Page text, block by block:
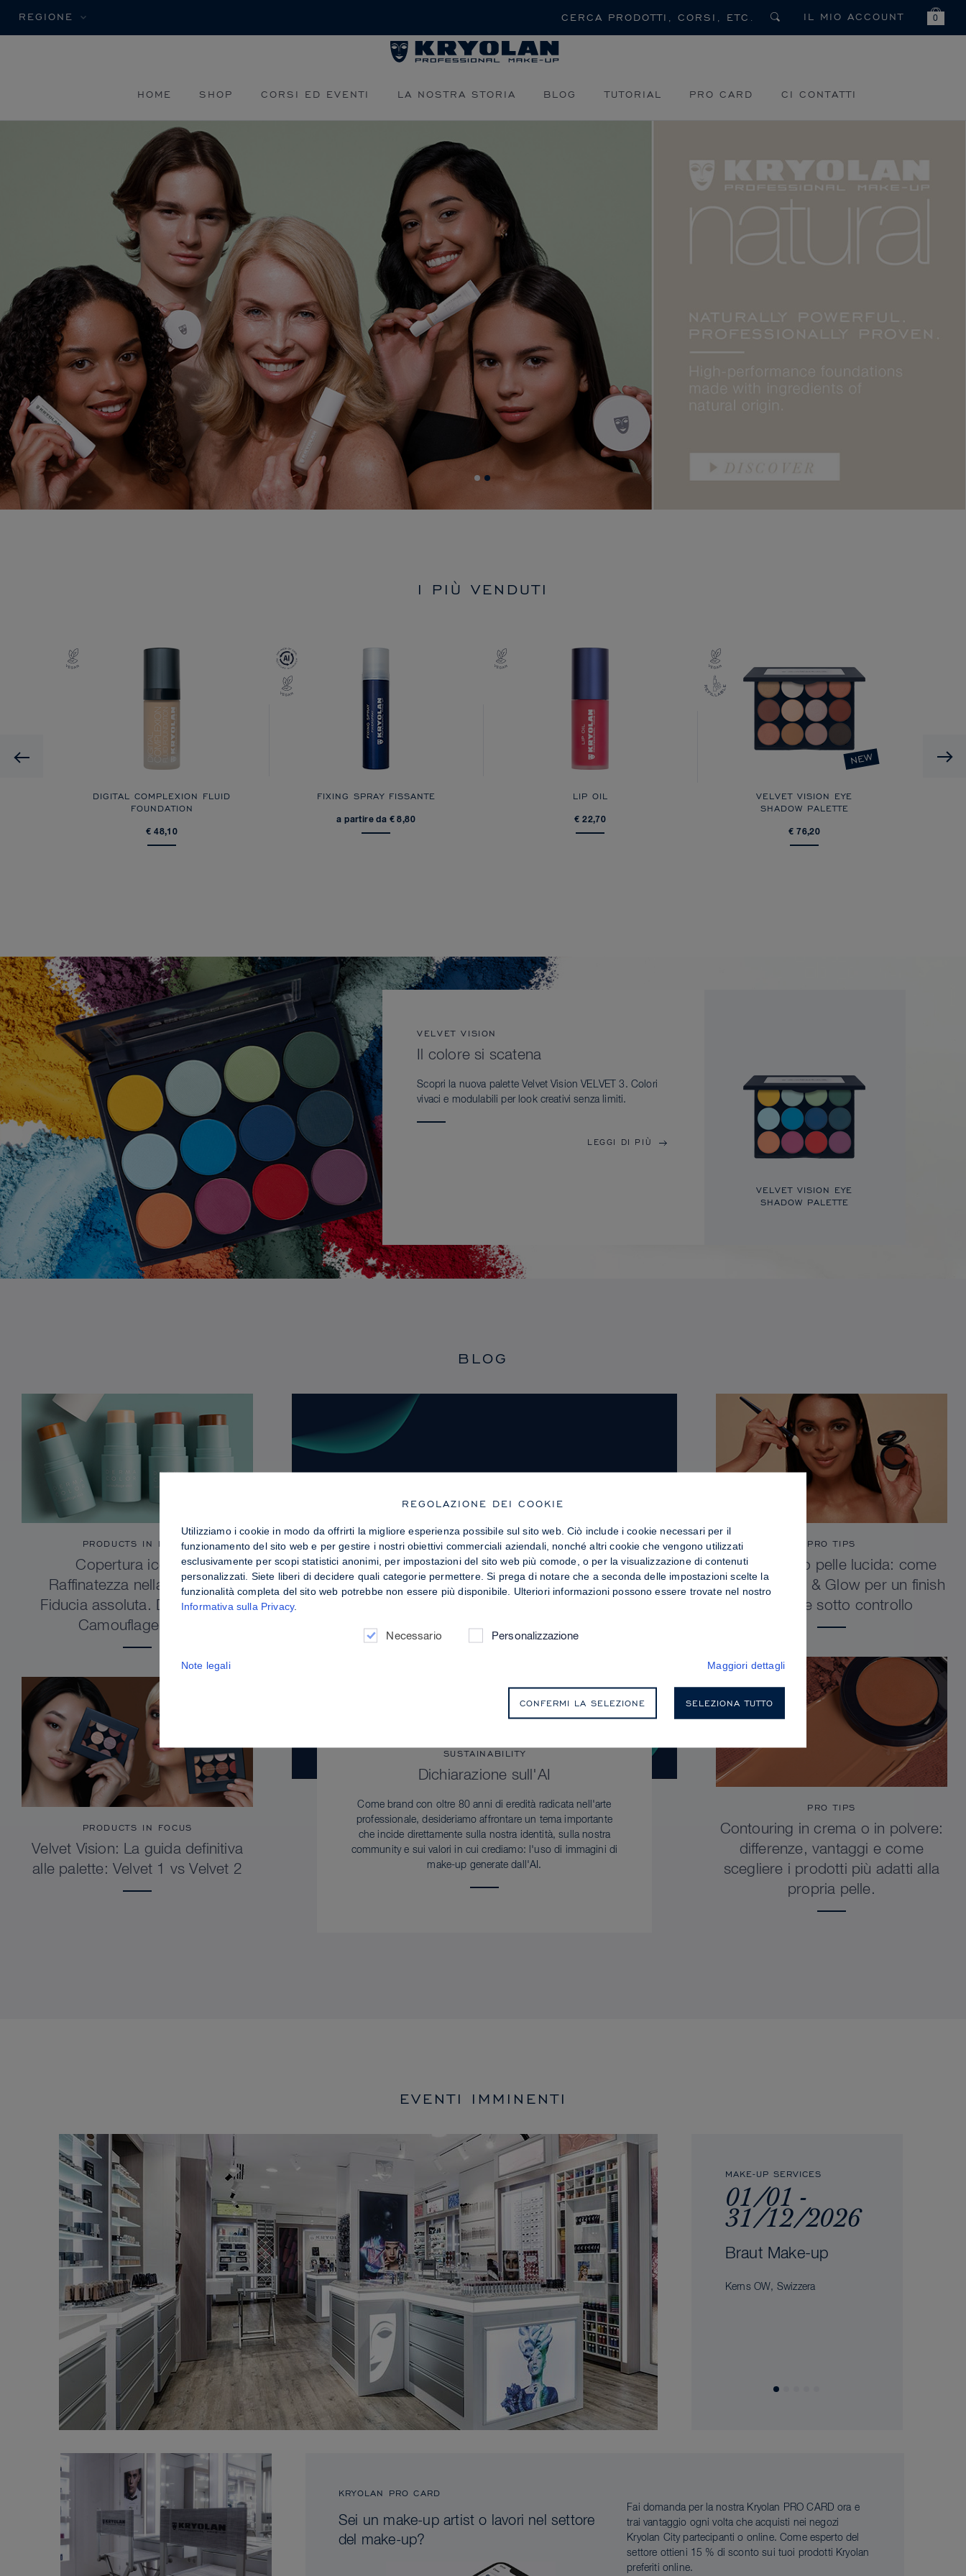
REGIONE IL MIO ACCOUNT 0
HOME SHOP CORSI ED EVENTI LA NOSTRA STORIA BLOG TUTORIAL PRO CARD CI CONTATTI
I PIÙ VENDUTI
Previous
DIGITAL COMPLEXION FLUID
FOUNDATION
€ 48,10
FIXING SPRAY FISSANTE
a partire da € 8,80
LIP OIL
€ 22,70
VELVET VISION EYE
SHADOW PALETTE
€ 76,20
NEW
VELVET VISION
Il colore si scatena
Scopri la nuova palette Velvet Vision VELVET 3. Colori
vivaci e modulabili per look creativi senza limiti.
LEGGI DI PIÙ
VELVET VISION EYE
SHADOW PALETTE
BLOG
SUSTAINABILITY
Dichiarazione sull'AI
Come brand con oltre 80 anni di eredità radicata nell'arte
professionale, desideriamo affrontare un tema importante
che incide direttamente sulla nostra identità, sulla nostra
community e sui valori in cui crediamo: l'uso di immagini di
make-up generate dall'AI.
PRODUCTS IN FOCUS
Copertura iconica.
Raffinatezza nella praticità.
Fiducia assoluta. Dermacolor
Camouflage Stick
PRODUCTS IN FOCUS
Velvet Vision: La guida definitiva
alle palette: Velvet 1 vs Velvet 2
PRO TIPS
Luminosità o pelle lucida: come
fissare Sculpt & Glow per un finish
radioso e sotto controllo
PRO TIPS
Contouring in crema o in polvere:
differenze, vantaggi e come
scegliere i prodotti più adatti alla
propria pelle.
EVENTI IMMINENTI
MAKE-UP SERVICES
01/01 -
31/12/2026
Braut Make-up
Kerns OW, Swizzera
KRYOLAN PRO CARD
Sei un make-up artist o lavori nel settore
del make-up?
Fai domanda per la nostra Kryolan PRO CARD ora e
trai vantaggio ogni volta che acquisti nei negozi
Kryolan City partecipanti o online. Come esperto del
settore ottieni 15 % di sconto sui tuoi prodotti Kryolan
preferiti online.
REGOLAZIONE DEI COOKIE
Utilizziamo i cookie in modo da offrirti la migliore esperienza possibile sul sito web. Ciò include i cookie necessari per il
funzionamento del sito web e per gestire i nostri obiettivi commerciali aziendali, nonché altri cookie che vengono utilizzati
esclusivamente per scopi statistici anonimi, per impostazioni del sito web più comode, o per la visualizzazione di contenuti
personalizzati. Siete liberi di decidere quali categorie permettere. Si prega di notare che a seconda delle impostazioni scelte la
funzionalità completa del sito web potrebbe non essere più disponibile. Ulteriori informazioni possono essere trovate nel nostro
Informativa sulla Privacy.
Necessario Personalizzazione
Note legali Maggiori dettagli
CONFERMI LA SELEZIONE SELEZIONA TUTTO